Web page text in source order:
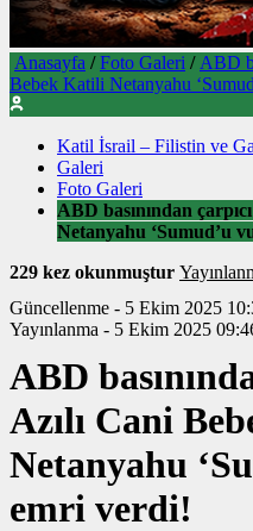
Anasayfa / Foto Galeri / ABD
Bebek Katili Netanyahu
Katil İsrail – Filistin ve
Galeri
Foto Galeri
ABD basınından
Netanyahu ‘Sumud’u
229 kez okunmuştur
Güncellenme - 5 Ekim 2025
Yayınlanma - 5 Ekim 2025
ABD
Azılı Cani
Netanyahu
emri verdi!